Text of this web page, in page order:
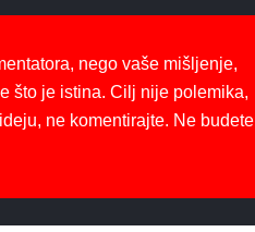
nego vaše mišljenje,
što je istina. Cilj nije polemika,
ne komentirajte. Ne budete